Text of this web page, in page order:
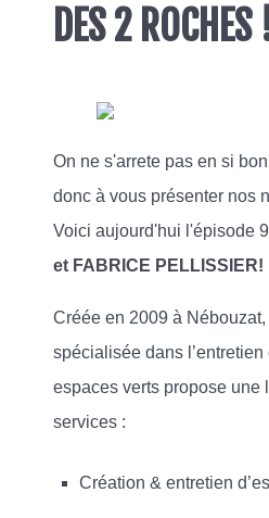
DES 2
On ne s'arrete pas en si
donc à vous présenter nos
Voici aujourd'hui l'épisode
et FABRICE PELLISSIER!
Créée en 2009 à
spécialisée dans l’entretien
espaces verts propose une
services :
Création & entretien